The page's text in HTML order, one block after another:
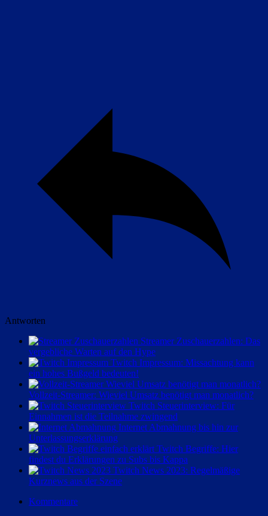
Antworten
Streamer Zuschauerzahlen: Das
vergebliche Warten auf den Hype
Twitch Impressum: Missachtung kann
ein hohes Bußgeld bedeuten!
Vollzeit-Streamer: Wieviel Umsatz benötigt man monatlich?
Twitch Steuerinterview: Für
Einnahmen ist die Teilnahme zwingend
Internet Abmahnung bis hin zur
Unterlassungserklärung
Twitch Begriffe: Hier
findest du Erklärungen zu Subs bis Kappa
Twitch News 2023: Regelmäßige
Kurznews aus der Szene
Kommentare